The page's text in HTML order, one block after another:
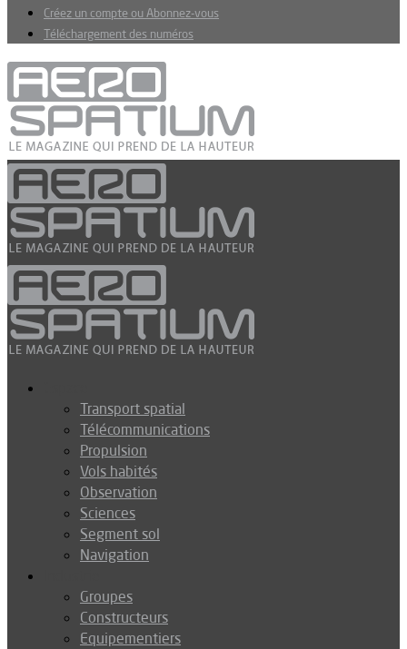
Créez un compte ou Abonnez-vous
Téléchargement des numéros
Transport spatial
Télécommunications
Propulsion
Vols habités
Observation
Sciences
Segment sol
Navigation
Groupes
Constructeurs
Equipementiers